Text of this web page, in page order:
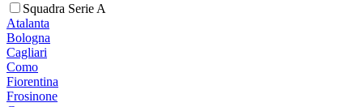
Squadra Serie A
Atalanta
Bologna
Cagliari
Como
Fiorentina
Frosinone